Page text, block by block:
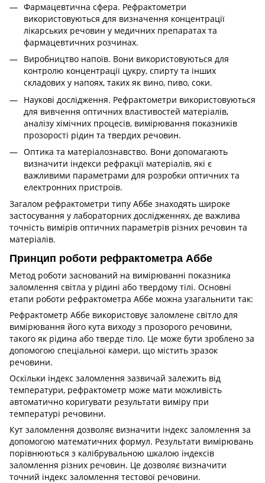
Фармацевтична сфера. Рефрактометри
використовуються для визначення концентрації
лікарських речовин у медичних препаратах та
фармацевтичних розчинах.
Виробництво напоїв. Вони використовуються для
контролю концентрації цукру, спирту та інших
складових у напоях, таких як вино, пиво, соки.
Наукові дослідження. Рефрактометри використовуються
для вивчення оптичних властивостей матеріалів,
аналізу хімічних процесів, вимірювання показників
прозорості рідин та твердих речовин.
Оптика та матеріалознавство. Вони допомагають
визначити індекси рефракції матеріалів, які є
важливими параметрами для розробки оптичних та
електронних пристроїв.
Загалом рефрактометри типу Аббе знаходять широке
застосування у лабораторних дослідженнях, де важлива
точність вимірів оптичних параметрів різних речовин та
матеріалів.
Принцип роботи рефрактометра Аббе
Метод роботи заснований на вимірюванні показника
заломлення світла у рідині або твердому тілі. Основні
етапи роботи рефрактометра Аббе можна узагальнити так:
Рефрактометр Аббе використовує заломлене світло для
вимірювання його кута виходу з прозорого речовини,
такого як рідина або тверде тіло. Це може бути зроблено за
допомогою спеціальної камери, що містить зразок
речовини.
Оскільки індекс заломлення зазвичай залежить від
температури, рефрактометр може мати можливість
автоматично коригувати результати виміру при
температурі речовини.
Кут заломлення дозволяє визначити індекс заломлення за
допомогою математичних формул. Результати вимірювань
порівнюються з калібрувальною шкалою індексів
заломлення різних речовин. Це дозволяє визначити
точний індекс заломлення тестової речовини.